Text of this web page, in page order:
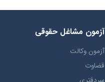
آزمون مشاغل حقوقی
آزمون وکالت
قضاوت